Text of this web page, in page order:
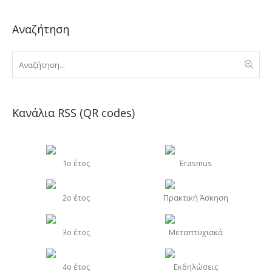
Αναζήτηση
Κανάλια RSS (QR codes)
1o έτος Erasmus
2o έτος Πρακτική Άσκηση
3o έτος Μεταπτυχιακά
4o έτος Εκδηλώσεις